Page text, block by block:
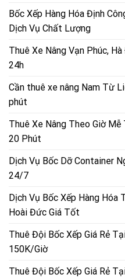
Bốc Xếp Hàng Hóa Định
Dịch Vụ Chất Lượng
Thuê Xe Nâng Vạn Phúc,
24h
Cần thuê xe nâng Nam Từ
phút
Thuê Xe Nâng Theo Giờ
20 Phút
Dịch Vụ Bốc Dỡ Container
24/7
Dịch Vụ Bốc Xếp Hàng Hóa
Hoài Đức Giá Tốt
Thuê Đội Bốc Xếp Giá Rẻ
150K/Giờ
Thuê Đội Bốc Xếp Giá Rẻ